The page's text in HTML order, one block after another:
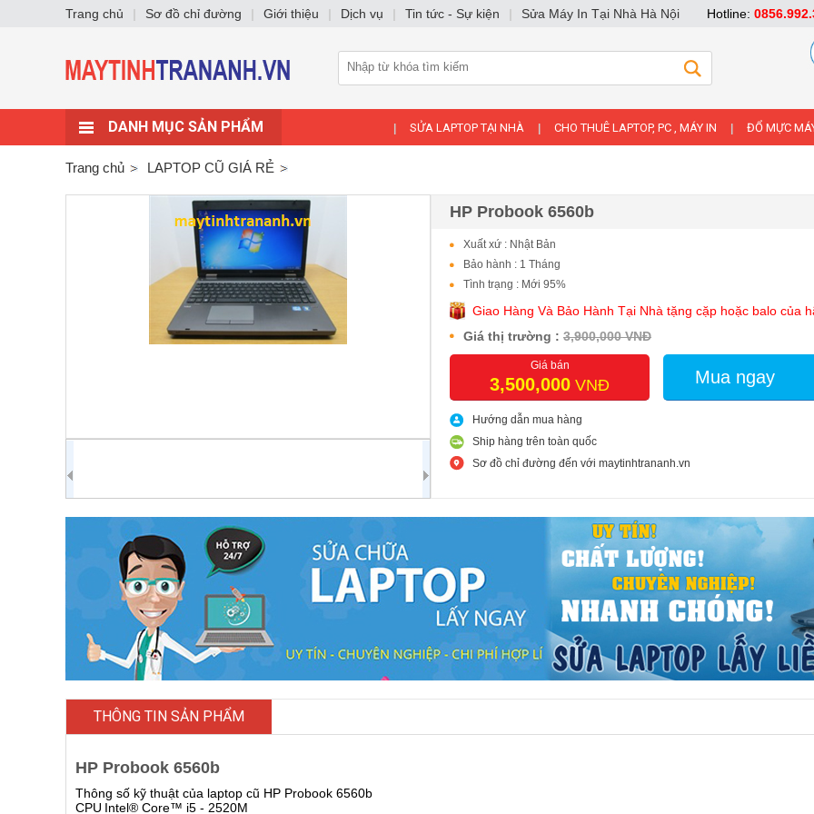
DANH MỤC SẢN PHẨM SỬA LAPTOP TẠI NHÀ CHO THUÊ LAPTOP, PC , MÁY IN ĐỔ MỰC
Trang chủ LAPTOP CŨ GIÁ RẺ
HP Probook 6560b
Xuất xứ : Nhật Bản
Bảo hành : 1 Tháng
Tình trạng : Mới 95%
Giao Hàng Và Bảo Hành Tại Nhà tặng cặp hoặc balo của
Giá thị trường : 3,900,000 VNĐ
Giá bán
3,500,000 VNĐ Mua ngay
Hướng dẫn mua hàng
Ship hàng trên toàn quốc
Sơ đồ chỉ đường đến với maytinhtrananh.vn
THÔNG TIN SẢN PHẨM
HP Probook 6560b
Thông số kỹ thuật của laptop cũ HP Probook 6560b
CPU Intel® Core™ i5 - 2520M
Trang chủ | Sơ đồ chỉ đường | Giới thiệu | Dịch vụ | Tin tức - Sự kiện | Sửa Máy In Tại Nhà Hà Nội Hotline: